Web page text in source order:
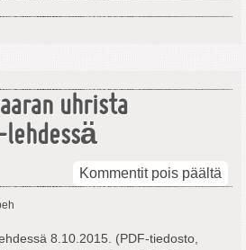
uhrista
Kommentit pois päältä
8.10.2015. (PDF-tiedosto,